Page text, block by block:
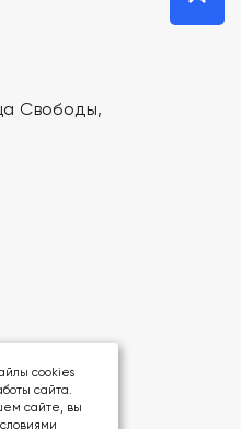
Свободы,
cookies
сайта.
сайте, вы